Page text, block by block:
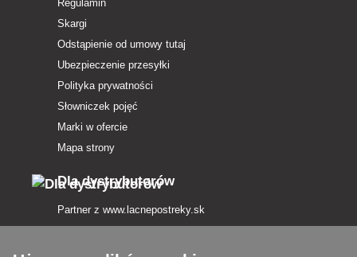
Regulamin
Skargi
Odstąpienie od umowy tutaj
Ubezpieczenie przesyłki
Polityka prywatności
Słowniczek pojęć
Marki w ofercie
Mapa strony
Dla dystrybutorów
Partner z www.lacnepostreky.sk